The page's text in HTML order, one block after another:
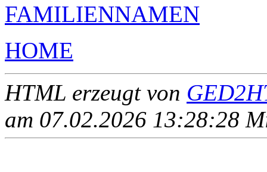
FAMILIENNAMEN
HOME
HTML erzeugt von
am 07.02.2026 13:28:28